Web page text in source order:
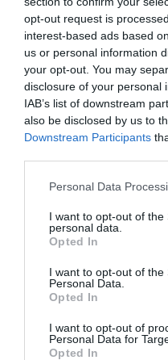
opt-out request is
interest-based ads based
us or personal information
your opt-out. You may
disclosure of your personal
IAB’s list of downstream
also be disclosed by us to
Downstream Participants
Personal Data
I want to opt-out of the
personal data.
Opted In
I want to opt-out of the
Personal Data.
Opted In
I want to opt-out of
Personal Data for
Opted In
De: Estudiar una cosa
vida
A: Estudiar tota la
d’alguna cosa
AfegirVIA
Google de forma
ACTIVAR ARA